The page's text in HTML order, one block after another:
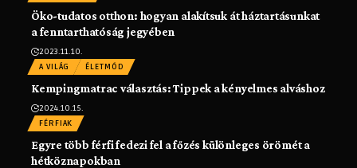
Öko-tudatos otthon: hogyan alakítsuk át háztartásunkat
a fenntarthatóság jegyében
2023.11.10.
A VILÁG
ÉLETMÓD
Kempingmatrac választás: Tippek a kényelmes alváshoz
2024.10.15.
FÉRFIAK
Egyre több férfi fedezi fel a főzés különleges örömét a
hétköznapokban